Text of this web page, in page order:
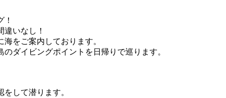
いなし！
をご案内しております。
ダイビングポイントを日帰りで巡ります。
して潜ります。